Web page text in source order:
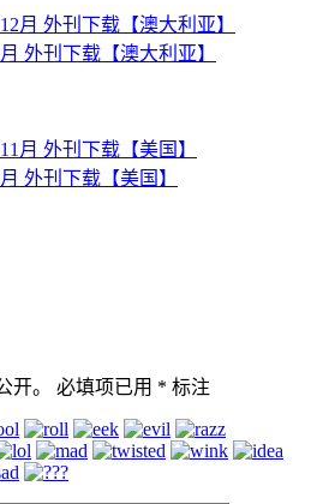
外刊下载【澳大利亚】
外刊下载【美国】
开。 必填项已用 * 标注